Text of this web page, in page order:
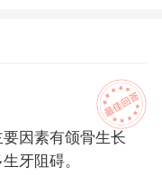
因素有颌骨生长
牙阻碍。